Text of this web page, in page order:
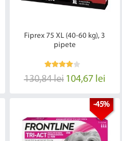
Fiprex 75 XL (40-60 kg), 3
pipete
130,84 lei 104,67 lei
-45%